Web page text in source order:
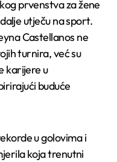
prvenstva za žene
utječu na sport.
Castellanos ne
turnira, već su
karijere u
buduće
u golovima i
koja trenutni